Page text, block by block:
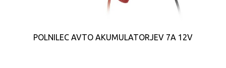
POLNILEC AVTO AKUMULATORJEV 7A 12V